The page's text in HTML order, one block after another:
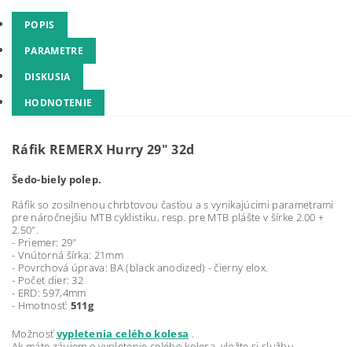
POPIS
PARAMETRE
DISKUSIA
HODNOTENIE
Ráfik REMERX Hurry 29" 32d
Šedo-biely polep.
Ráfik so zosilnenou chrbtovou časťou a s vynikajúcimi parametrami
pre náročnejšiu MTB cyklistiku, resp. pre MTB plášte v šírke 2.00 +
2.50".
- Priemer: 29"
- Vnútorná šírka: 21mm
- Povrchová úprava: BA (black anodized) - čierny elox.
- Počet dier: 32
- ERD: 597,4mm
- Hmotnosť: 511g
Možnosťvypletenia celého kolesa .